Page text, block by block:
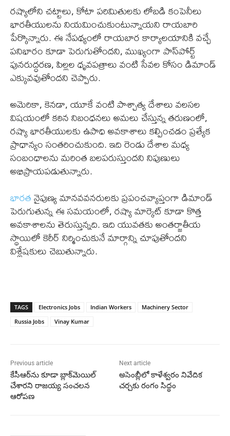
రష్యాలోని చట్టాలు, కోటా పరిమితులకు లోబడి కంపెనీలు
భారతీయులను నియమించుకుంటున్నాయని రాయబారి
పేర్కొన్నారు. ఈ నేపథ్యంలో రాయబార కార్యాలయానికి వచ్చే
పనిభారం కూడా పెరుగుతోందని, ముఖ్యంగా పాస్‌పోర్ట్
పునరుద్ధరణ, పిల్లల ధృవపత్రాలు వంటి సేవల కోసం డిమాండ్
ఎక్కువవుతోందని చెప్పారు.
అమెరికా, కెనడా, యూకే వంటి పాశ్చాత్య దేశాలు వలసల
విషయంలో కఠిన నిబంధనలు అమలు చేస్తున్న తరుణంలో,
రష్యా భారతీయులకు ఉపాధి అవకాశాలు కల్పించడం ప్రత్యేక
ప్రాధాన్యం సంతరించుకుంది. ఇది రెండు దేశాల మధ్య
సంబంధాలను మరింత బలపరుస్తుందని నిపుణులు
అభిప్రాయపడుతున్నారు.
భారతనైపుణ్య మానవవనరులకు ప్రపంచవ్యాప్తంగా డిమాండ్
పెరుగుతున్న ఈ సమయంలో, రష్యా మార్కెట్ కూడా కొత్త
అవకాశాలను తెరుస్తున్నది. ఇది యువతకు అంతర్జాతీయ
స్థాయిలో కెరీర్‌ నిర్మించుకునే మార్గాన్ని చూపుతోందని
విశ్లేషకులు చెబుతున్నారు.
TAGS Electronics Jobs Indian Workers
Machinery Sector
Russia Jobs
Vinay Kumar
Previous article
కేసీఆర్‌ను కూడా బ్లాక్‌మెయిల్
చేశారని రాజయ్య సంచలన
ఆరోపణ
Next article
అసెంబ్లీలో కాళేశ్వరం నివేదిక
చర్చకు రంగం సిద్ధం